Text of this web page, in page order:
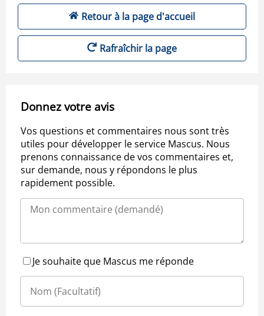
Retour à la page d'accueil
Rafraîchir la page
Donnez votre avis
Vos questions et commentaires nous sont très
utiles pour développer le service Mascus. Nous
prenons connaissance de vos commentaires et,
sur demande, nous y répondons le plus
rapidement possible.
Je souhaite que Mascus me réponde